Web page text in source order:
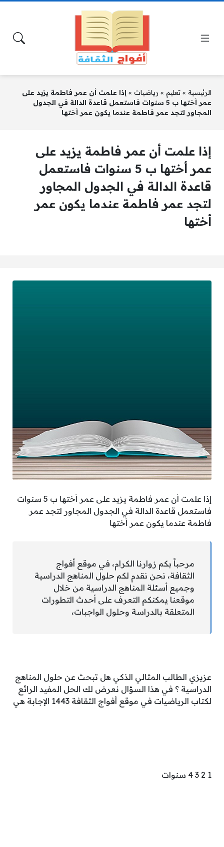
الرئيسية » تعليم » رياضيات » إذا علمت أن عمر فاطمة يزيد على
عمر أختها ب 5 سنوات فاستعمل قاعدة الدالة في الجدول
المجاور لتجد عمر فاطمة عندما يكون عمر أختها
إذا علمت أن عمر فاطمة يزيد على
عمر أختها ب 5 سنوات فاستعمل
قاعدة الدالة في الجدول المجاور
لتجد عمر فاطمة عندما يكون عمر
أختها
إذا علمت أن عمر فاطمة يزيد على عمر أختها ب 5 سنوات
فاستعمل قاعدة الدالة في الجدول المجاور لتجد عمر
فاطمة عندما يكون عمر أختها
مرحباً بكم زوارنا الكرام، في موقع أفواج
الثقافة، نحن نقدم لكم حلول المناهج الدراسية
وجميع أسئلة المناهج الدراسية من خلال
موقعنا يمكنكم التعرف على أحدث التطورات
المتعلقة بالدراسة وحلول الواجبات،
عزيزي الطالب المثالي الذكي هل تبحث عن حلول المناهج
الدراسية ؟ في هذا السؤال نعرض لك الحل المفيد الرائع
لكتاب الرياضيات في موقع أفواج الثقافة 1443 الإجابة هي
1 2 3 4 سنوات